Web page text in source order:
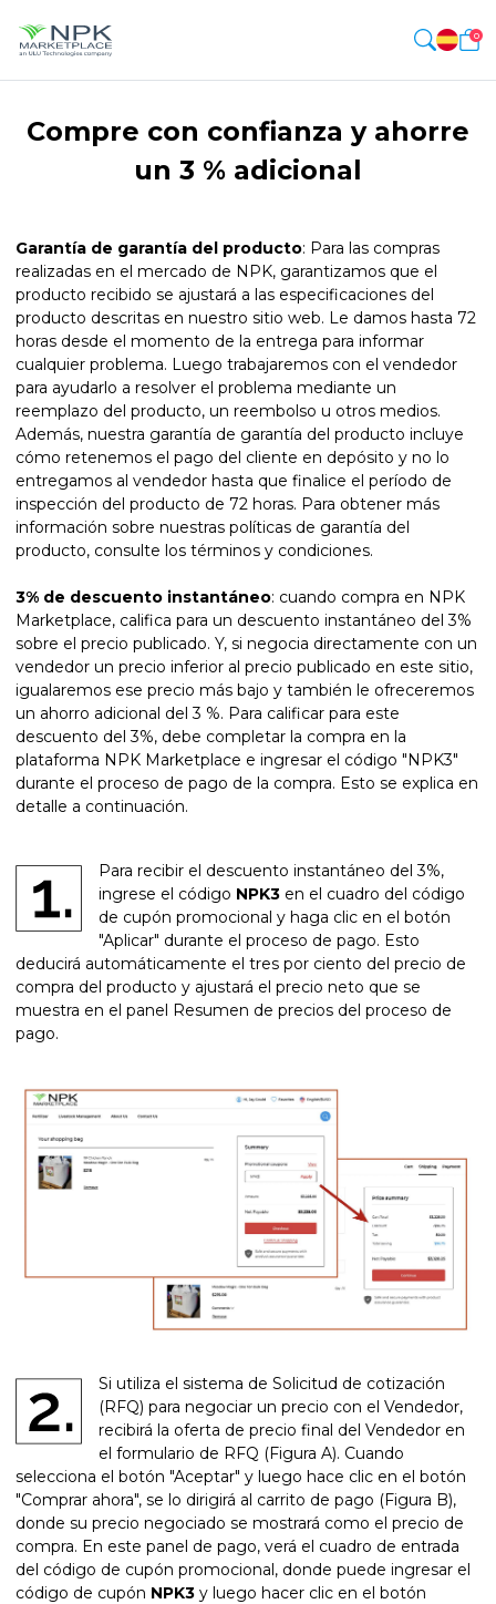
0
Compre con confianza y ahorre
un 3 % adicional
Garantía de garantía del producto: Para las compras
realizadas en el mercado de NPK, garantizamos que el
producto recibido se ajustará a las especificaciones del
producto descritas en nuestro sitio web. Le damos hasta 72
horas desde el momento de la entrega para informar
cualquier problema. Luego trabajaremos con el vendedor
para ayudarlo a resolver el problema mediante un
reemplazo del producto, un reembolso u otros medios.
Además, nuestra garantía de garantía del producto incluye
cómo retenemos el pago del cliente en depósito y no lo
entregamos al vendedor hasta que finalice el período de
inspección del producto de 72 horas. Para obtener más
información sobre nuestras políticas de garantía del
producto, consulte los términos y condiciones.
3% de descuento instantáneo: cuando compra en NPK
Marketplace, califica para un descuento instantáneo del 3%
sobre el precio publicado. Y, si negocia directamente con un
vendedor un precio inferior al precio publicado en este sitio,
igualaremos ese precio más bajo y también le ofreceremos
un ahorro adicional del 3 %. Para calificar para este
descuento del 3%, debe completar la compra en la
plataforma NPK Marketplace e ingresar el código "NPK3"
durante el proceso de pago de la compra. Esto se explica en
detalle a continuación.
Para recibir el descuento instantáneo del 3%,
ingrese el código NPK3 en el cuadro del código
de cupón promocional y haga clic en el botón
"Aplicar" durante el proceso de pago. Esto
deducirá automáticamente el tres por ciento del precio de
compra del producto y ajustará el precio neto que se
muestra en el panel Resumen de precios del proceso de
pago.
Si utiliza el sistema de Solicitud de cotización
(RFQ) para negociar un precio con el Vendedor,
recibirá la oferta de precio final del Vendedor en
el formulario de RFQ (Figura A). Cuando
selecciona el botón "Aceptar" y luego hace clic en el botón
"Comprar ahora", se lo dirigirá al carrito de pago (Figura B),
donde su precio negociado se mostrará como el precio de
compra. En este panel de pago, verá el cuadro de entrada
del código de cupón promocional, donde puede ingresar el
código de cupón NPK3 y luego hacer clic en el botón